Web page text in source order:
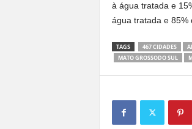
à água tratada e
água tratada e 85%
TAGS 467 CIDADES
MATO GROSSODO SUL